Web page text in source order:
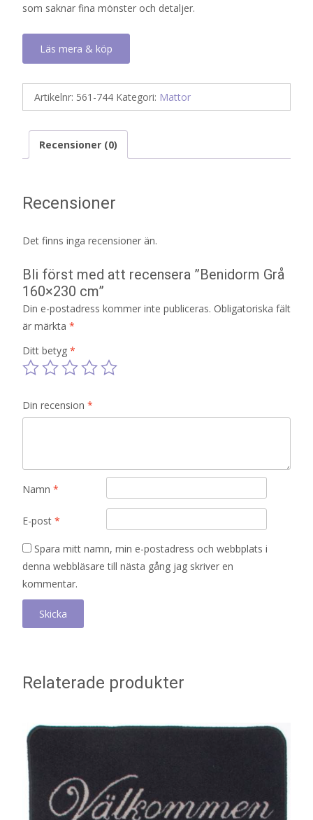
som saknar fina mönster och detaljer.
Läs mera & köp
Artikelnr: 561-744 Kategori: Mattor
Recensioner (0)
Recensioner
Det finns inga recensioner än.
Bli först med att recensera ”Benidorm Grå
160×230 cm”
Din e-postadress kommer inte publiceras. Obligatoriska fält
är märkta *
Ditt betyg *
Din recension *
Namn *
E-post *
Spara mitt namn, min e-postadress och webbplats i
denna webbläsare till nästa gång jag skriver en
kommentar.
Relaterade produkter